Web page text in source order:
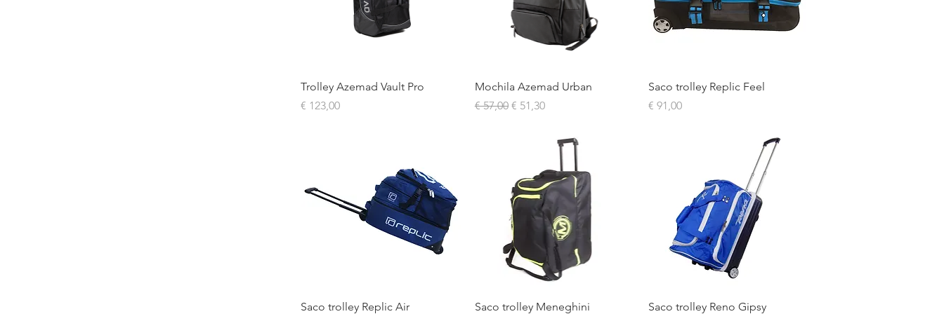
Visualização rápida
Trolley Azemad Vault Pro
Preço
€ 123,00
Visualização rápida
Mochila Azemad Urban
Preço normal
€ 57,00 Preço promocional
€ 51,30
Visualização rápida
Saco trolley Replic Feel
Preço
€ 91,00
Visualização rápida
Saco trolley Replic Air Visualização rápida
Saco trolley Meneghini Visualização rápida
Saco trolley Reno Gipsy